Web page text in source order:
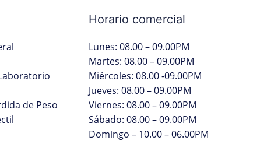
de Peso
Horario comercial
Lunes: 08.00 – 09.00PM
Martes: 08.00 – 09.00PM
Miércoles: 08.00 -09.00PM
Jueves: 08.00 – 09.00PM
Viernes: 08.00 – 09.00PM
Sábado: 08.00 – 09.00PM
Domingo – 10.00 – 06.00PM